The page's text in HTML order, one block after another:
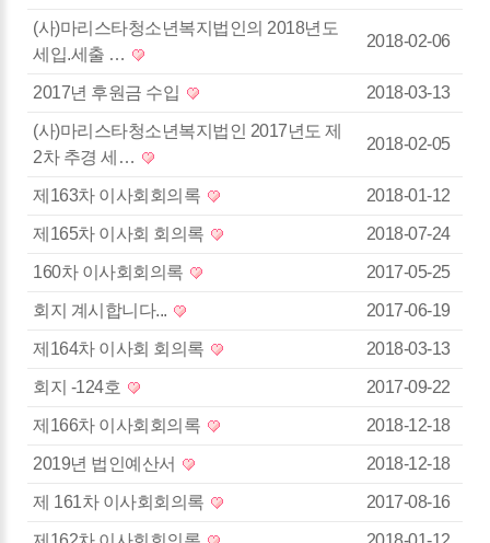
(사)마리스타청소년복지법인의 2018년도
세입.세출 …
2018-02-06
2017년 후원금 수입 2018-03-13
(사)마리스타청소년복지법인 2017년도 제
2차 추경 세…
2018-02-05
제163차 이사회회의록 2018-01-12
제165차 이사회 회의록 2018-07-24
160차 이사회회의록 2017-05-25
회지 계시합니다... 2017-06-19
제164차 이사회 회의록 2018-03-13
회지 -124호 2017-09-22
제166차 이사회회의록 2018-12-18
2019년 법인예산서 2018-12-18
제 161차 이사회회의록 2017-08-16